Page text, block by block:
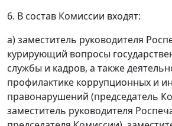
6. В состав Комиссии входят:
а) заместитель руководителя
курирующий вопросы
службы и кадров, а также
профилактике коррупционных и
правонарушений (председатель
заместитель руководителя